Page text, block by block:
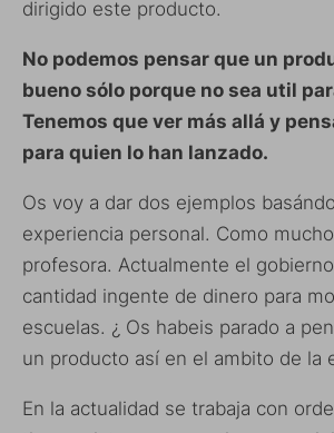
dirigido este producto.
No podemos pensar que un
bueno sólo porque no sea util
Tenemos que ver más allá y
para quien lo han lanzado.
Os voy a dar dos ejemplos
experiencia personal. Como
profesora. Actualmente el
cantidad ingente de dinero para
escuelas. ¿ Os habeis parado a
un producto así en el ambito de la
En la actualidad se trabaja con